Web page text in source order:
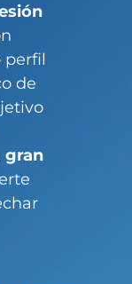
perfil
de
gran